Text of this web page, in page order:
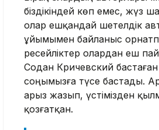
біздікіндей көп емес, жүз
олар ешқандай шетелдік
ұйымымен байланыс
ресейліктер олардан еш
Содан Кричевский бастаған
соңымызға түсе бастады.
арыз жазып, үстімізден
қозғатқан.